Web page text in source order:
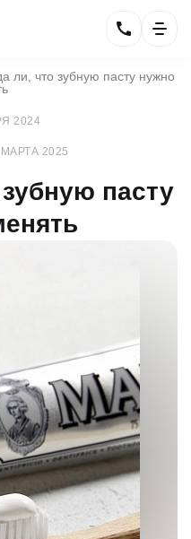
ли, что зубную пасту нужно
2024
2025
пасту